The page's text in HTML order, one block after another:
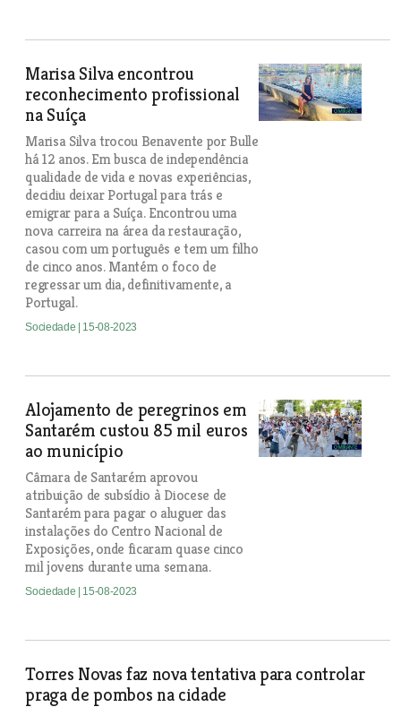
Marisa Silva encontrou
reconhecimento profissional
na Suíça
Marisa Silva trocou Benavente por Bulle
há 12 anos. Em busca de independência
qualidade de vida e novas experiências,
decidiu deixar Portugal para trás e
emigrar para a Suíça. Encontrou uma
nova carreira na área da restauração,
casou com um português e tem um filho
de cinco anos. Mantém o foco de
regressar um dia, definitivamente, a
Portugal.
Sociedade | 15-08-2023
Alojamento de peregrinos em
Santarém custou 85 mil euros
ao município
Câmara de Santarém aprovou
atribuição de subsídio à Diocese de
Santarém para pagar o aluguer das
instalações do Centro Nacional de
Exposições, onde ficaram quase cinco
mil jovens durante uma semana.
Sociedade | 15-08-2023
Torres Novas faz nova tentativa para controlar
praga de pombos na cidade